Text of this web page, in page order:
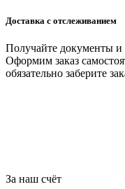
Доставка с отслеживанием
Получайте документы
Оформим заказ
обязательно заберите
За наш счёт